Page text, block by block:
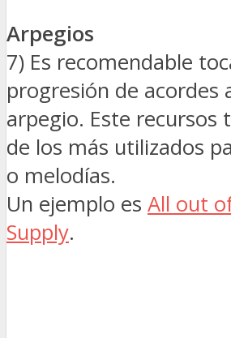
Arpegios
7) Es recomendable
progresión de acordes
arpegio. Este recursos
de los más utilizados
o melodías.
Un ejemplo es All out
Supply.